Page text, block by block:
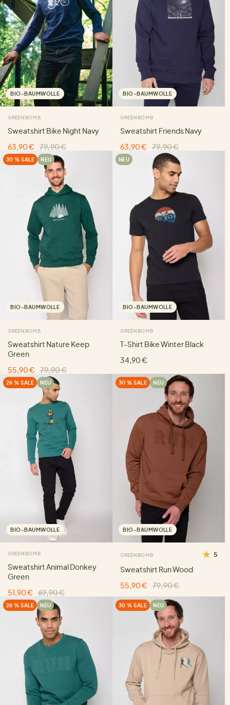
BIO-BAUMWOLLE
GREENBOMB
Sweatshirt Bike Night Navy
63,90 €
79,90 €
BIO-BAUMWOLLE
GREENBOMB
Sweatshirt Friends Navy
63,90 €
79,90 €
30 % SALE NEU
BIO-BAUMWOLLE
GREENBOMB
Sweatshirt Nature Keep
Green
55,90 €
79,90 €
NEU
BIO-BAUMWOLLE
GREENBOMB
T-Shirt Bike Winter Black
34,90 €
26 % SALE NEU
BIO-BAUMWOLLE
GREENBOMB
Sweatshirt Animal Donkey
Green
51,90 €
69,90 €
30 % SALE NEU
BIO-BAUMWOLLE
GREENBOMB 5
Sweatshirt Run Wood
55,90 €
79,90 €
26 % SALE NEU 30 % SALE NEU